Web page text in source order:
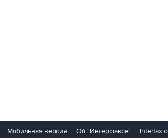
Мобильная версия Об "Интерфаксе"